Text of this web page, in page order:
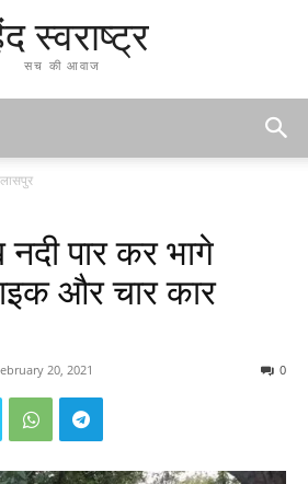
स्वराष्ट्र
सच की आवाज
पार कर भागे
और चार कार
20, 2021 0